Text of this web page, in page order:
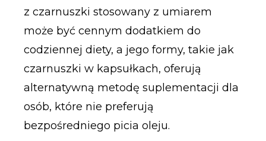
z czarnuszki stosowany z umiarem
może być cennym dodatkiem do
codziennej diety, a jego formy, takie jak
czarnuszki w kapsułkach, oferują
alternatywną metodę suplementacji dla
osób, które nie preferują
bezpośredniego picia oleju.